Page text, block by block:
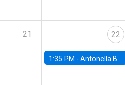
21 22
1:35 PM -Antonella Bancalari, Institute for Fiscal Studies (IFS) and Research Associate at University College London (UCL)